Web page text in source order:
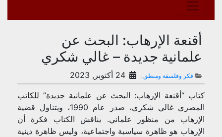
أقنعة الإرهاب: البحث عن
علمانية جديدة – غالي شكري
فكر وفلسفة ومنطق ,
كتاب “أقنعة الإرهاب: البحث عن علمانية جديدة” للكاتب
المصري غالي شكري، صدر عام 1990، ويتناول قضية
الإرهاب من منظور علماني. يناقش الكتاب فكرة أن
الإرهاب هو ظاهرة سياسية واجتماعية، وليس ظاهرة دينية